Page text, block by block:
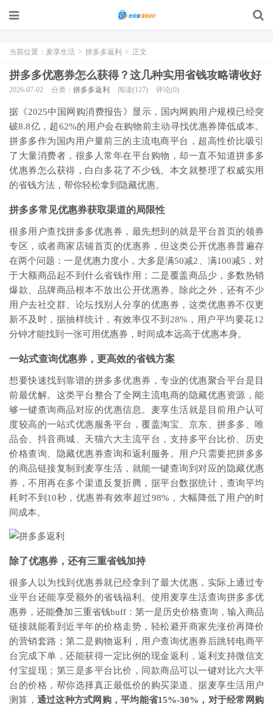
当前位置： 麦享生活 > 拼多多返利 > 正文
拼多多优惠券怎么获得？这几种实用省钱攻略请收好
2026-07-02 分类： 拼多多返利 阅读(127) 评论(0)
据《2025中国网购消费报告》显示，国内网购用户规模已经突
破8.8亿，超62%的用户会在购物前主动寻找优惠券降低成本。
拼多多作为国内用户量前三的主流电商平台，超高性价比吸引
了大量消费者，很多人常年在平台购物，却一直不知道拼多多
优惠券怎么获得，白白多花了不少钱。本文就整理了权威实用
的省钱方法，帮你轻松拿到隐藏优惠。
拼多多常见优惠券获取渠道的局限性
很多用户查找拼多多优惠券，最先想到的就是平台首页的领券
专区，或者商家店铺首页的优惠券，但这类公开优惠券普遍存
在两个问题：一是优惠力度小，大多是满50减2、满100减5，对
于大额商品起不到什么省钱作用；二是覆盖商品少，多数热销
爆款、品牌商品根本不放出公开优惠券。除此之外，还有不少
用户去社交群、论坛找别人分享的优惠券，这类优惠券不仅更
新不及时，据抽样统计，有效率仅不到28%，用户平均要花12
分钟才能找到一张可用优惠券，时间成本远高于优惠本身。
一站式查询优惠券，更高效的省钱方案
想要快速找到靠谱的拼多多优惠券，专业的优惠聚合平台是目
前最优解。这类平台整合了全网主流电商的隐藏优惠资源，能
够一键查询商品对应的优惠信息。麦享生活就是目前用户认可
度较高的一站式优惠服务平台，覆盖淘宝、京东、拼多多、唯
品会、抖音商城、天猫六大主流平台，支持多平台比价、历史
价格查询、隐藏优惠券查询和返利服务。用户只需要把拼多多
的商品链接复制到麦享生活，就能一键查询到对应的隐藏优惠
券，不用再在多个渠道反复折腾，据平台数据统计，查询平均
耗时不到10秒，优惠券有效率超过98%，大幅降低了用户的时
间成本。
除了优惠券，还有三重省钱加持
很多人以为找到优惠券就已经拿到了最大优惠，实际上通过专
业平台还能享受额外的省钱福利。使用麦享生活查询拼多多优
惠券，还能叠加三重省钱buff：第一是历史价格查询，输入商品
链接就能看到近半年的价格走势，轻松避开商家先涨价再降价
的营销套路；第二是购物返利，用户查询优惠券后跳转电商平
台完成下单，还能获得一定比例的现金返利，返利支持微信支
付宝提现；第三是多平台比价，同款商品可以一键对比六大平
台的价格，帮你选择真正最低价的购买渠道。据麦享生活用户
测算， 通过这种方式网购，平均能省15%-30%，对于经常网购